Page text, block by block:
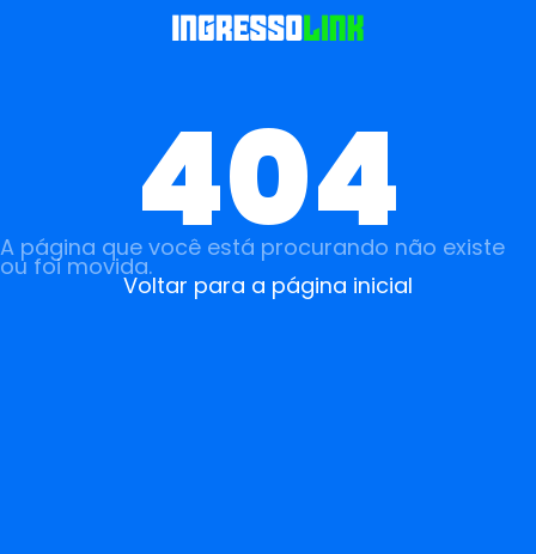
404
A página que você está procurando não existe
ou foi movida.
Voltar para a página inicial